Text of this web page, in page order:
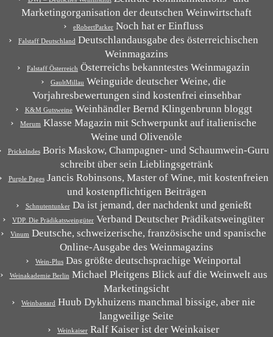
Marketingorganisation der deutschen Weinwirtschaft
eRobertParker Noch hat er Einfluss
Falstaff Deutschland Deutschlandausgabe des österreichischen
Weinmagazins
Falstaff Österreich Österreichs bekanntestes Weinmagazin
GaultMillau Weinguide deutscher Weine, die
Vorjahresbewertungen sind kostenfrei einsehbar
K&M GutsweineWeinhändler Bernd Klingenbrunn bloggt
Merum Klasse Magazin mit Schwerpunkt auf italienische
Weine und Olivenöle
PrickelndesBoris Maskow, Champagner- und Schaumwein-Guru
schreibt über sein Lieblingsgetränk
Purple PagesJancis Robinsons, Master of Wine, mit kostenfreien
und kostenpflichtigen Beiträgen
SchnutentunkerDa ist jemand, der nachdenkt und genießt
VDP. Die Prädikatsweingüter Verband Deutscher Prädikatsweingüter
Vinum Deutsche, schweizerische, französische und spanische
Online-Ausgabe des Weinmagazins
Wein-Plus Das größte deutschsprachige Weinportal
Weinakademie Berlin Michael Pleitgens Blick auf die Weinwelt aus
Marketingsicht
Weinbastard Huub Dykhuizens manchmal bissige, aber nie
langweilige Seite
Weinkaiser Ralf Kaiser ist der Weinkaiser